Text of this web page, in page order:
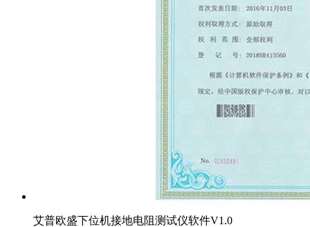
艾普欧盛下位机接地电阻测试仪软件V1.0